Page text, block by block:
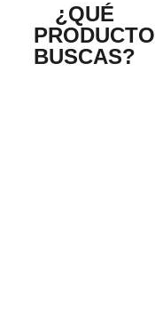
¿QUÉ
PRODUCTO
BUSCAS?